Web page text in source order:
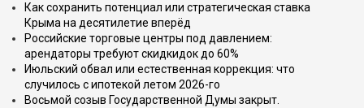
Как сохранить потенциал или стратегическая ставка
Крыма на десятилетие вперёд
Российские торговые центры под давлением:
арендаторы требуют скидкидок до 60%
Июльский обвал или естественная коррекция: что
случилось с ипотекой летом 2026-го
Восьмой созыв Государственной Думы закрыт.